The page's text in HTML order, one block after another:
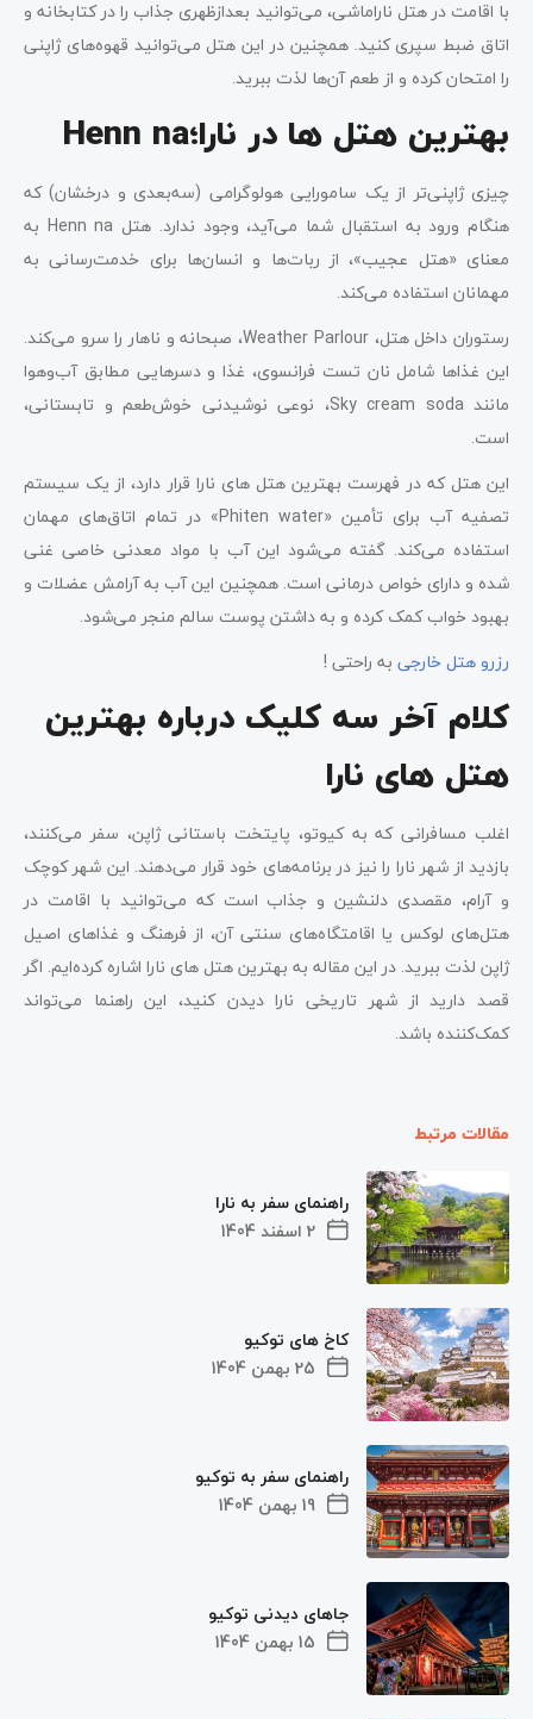
با اقامت در هتل ناراماشی، می‌توانید بعدازظهری جذاب را در کتابخانه و
اتاق ضبط سپری کنید. همچنین در این هتل می‌توانید قهوه‌های ژاپنی
را امتحان کرده و از طعم آن‌ها لذت ببرید.
بهترین هتل ها در نارا؛Henn na
چیزی ژاپنی‌تر از یک سامورایی هولوگرامی (سه‌بعدی و درخشان) که
هنگام ورود به استقبال شما می‌آید، وجود ندارد. هتل Henn na به
معنای «هتل عجیب»، از ربات‌ها و انسان‌ها برای خدمت‌رسانی به
مهمانان استفاده می‌کند.
رستوران داخل هتل، Weather Parlour، صبحانه و ناهار را سرو می‌کند.
این غذاها شامل نان تست فرانسوی، غذا و دسرهایی مطابق آب‌و‌هوا
مانند Sky cream soda، نوعی نوشیدنی خوش‌طعم و تابستانی،
است.
این هتل که در فهرست بهترین هتل های نارا قرار دارد، از یک سیستم
تصفیه آب برای تأمین «Phiten water» در تمام اتاق‌های مهمان
استفاده می‌کند. گفته می‌شود این آب با مواد معدنی خاصی غنی
شده و دارای خواص درمانی است. همچنین این آب به آرامش عضلات و
بهبود خواب کمک کرده و به داشتن پوست سالم منجر می‌شود.
رزرو هتل خارجی به راحتی !
کلام آخر سه کلیک درباره بهترین‌
هتل‌ های نارا
اغلب مسافرانی که به کیوتو، پایتخت باستانی ژاپن، سفر می‌کنند،
بازدید از شهر نارا را نیز در برنامه‌های خود قرار می‌دهند. این شهر کوچک
و آرام، مقصدی دلنشین و جذاب است که می‌توانید با اقامت در
هتل‌های لوکس یا اقامتگاه‌های سنتی آن، از فرهنگ و غذاهای اصیل
ژاپن لذت ببرید. در این مقاله به بهترین هتل ‌های نارا اشاره کرده‌ایم. اگر
قصد دارید از شهر تاریخی نارا دیدن کنید، این راهنما می‌تواند
کمک‌کننده باشد.
مقالات مرتبط
2 اسفند 1404
راهنمای سفر به نارا
25 بهمن 1404
کاخ های توکیو
19 بهمن 1404
راهنمای سفر به توکیو
15 بهمن 1404
جاهای دیدنی توکیو